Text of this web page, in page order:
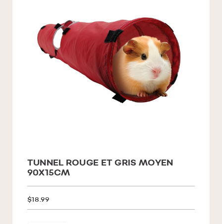
TUNNEL ROUGE ET GRIS MOYEN
90X15CM
$18.99